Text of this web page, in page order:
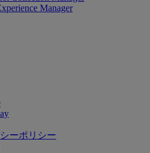
Manager
ーポリシー